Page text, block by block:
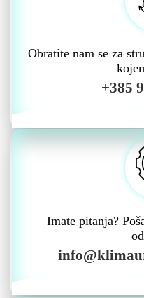
Obratite nam se za
+385
Imate pitanja?